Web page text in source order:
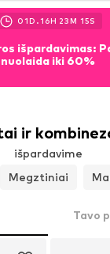
01D.16H 23M 14S
išpardavimas:
nuolaida iki 60%
išpardavime
Megztiniai
Tavo